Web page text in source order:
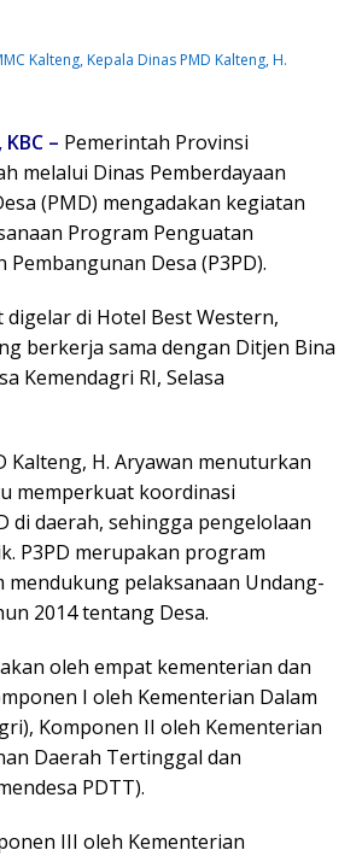
Kalteng, Kepala Dinas PMD Kalteng, H.
– Pemerintah Provinsi
melalui Dinas Pemberdayaan
(PMD) mengadakan kegiatan
Program Penguatan
Pembangunan Desa (P3PD).
di Hotel Best Western,
berkerja sama dengan Ditjen Bina
Kemendagri RI, Selasa
Kalteng, H. Aryawan menuturkan
memperkuat koordinasi
di daerah, sehingga pengelolaan
P3PD merupakan program
mendukung pelaksanaan Undang-
2014 tentang Desa.
oleh empat kementerian dan
I oleh Kementerian Dalam
Komponen II oleh Kementerian
Daerah Tertinggal dan
PDTT).
III oleh Kementerian